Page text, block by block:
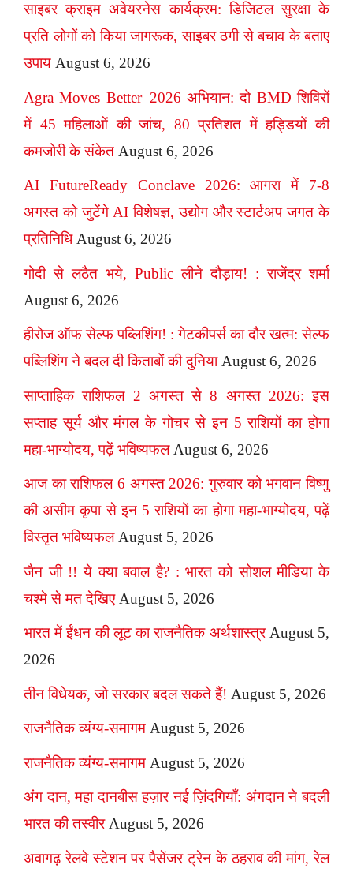
साइबर क्राइम अवेयरनेस कार्यक्रम: डिजिटल सुरक्षा के
प्रति लोगों को किया जागरूक, साइबर ठगी से बचाव के बताए
उपाय August 6, 2026
Agra Moves Better–2026 अभियान: दो BMD शिविरों
में 45 महिलाओं की जांच, 80 प्रतिशत में हड्डियों की
कमजोरी के संकेत August 6, 2026
AI FutureReady Conclave 2026: आगरा में 7-8
अगस्त को जुटेंगे AI विशेषज्ञ, उद्योग और स्टार्टअप जगत के
प्रतिनिधि August 6, 2026
गोदी से लठैत भये, Public लीने दौड़ाय! : राजेंद्र शर्मा
August 6, 2026
हीरोज ऑफ सेल्फ पब्लिशिंग! : गेटकीपर्स का दौर खत्म: सेल्फ
पब्लिशिंग ने बदल दी किताबों की दुनिया August 6, 2026
साप्ताहिक राशिफल 2 अगस्त से 8 अगस्त 2026: इस
सप्ताह सूर्य और मंगल के गोचर से इन 5 राशियों का होगा
महा-भाग्योदय, पढ़ें भविष्यफल August 6, 2026
आज का राशिफल 6 अगस्त 2026: गुरुवार को भगवान विष्णु
की असीम कृपा से इन 5 राशियों का होगा महा-भाग्योदय, पढ़ें
विस्तृत भविष्यफल August 5, 2026
जैन जी !! ये क्या बवाल है? : भारत को सोशल मीडिया के
चश्मे से मत देखिए August 5, 2026
भारत में ईंधन की लूट का राजनैतिक अर्थशास्त्र August 5,
2026
तीन विधेयक, जो सरकार बदल सकते हैं! August 5, 2026
राजनैतिक व्यंग्य-समागम August 5, 2026
राजनैतिक व्यंग्य-समागम August 5, 2026
अंग दान, महा दानबीस हज़ार नई ज़िंदगियाँ: अंगदान ने बदली
भारत की तस्वीर August 5, 2026
अवागढ़ रेलवे स्टेशन पर पैसेंजर ट्रेन के ठहराव की मांग, रेल